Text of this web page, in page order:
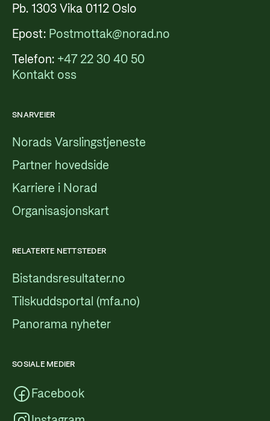
Pb. 1303 Vika 0112 Oslo
Epost: Postmottak@norad.no
Telefon: +47 22 30 40 50
Kontakt oss
SNARVEIER
Norads Varslingstjeneste
Partner hovedside
Karriere i Norad
Organisasjonskart
RELATERTE NETTSTEDER
Bistandsresultater.no
Tilskuddsportal (mfa.no)
Panorama nyheter
SOSIALE MEDIER
Facebook